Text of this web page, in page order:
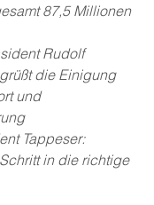
87,5 Millionen
Rudolf
die Einigung
und
Tappeser:
in die richtige